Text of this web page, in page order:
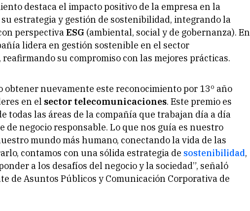
destaca el impacto positivo de la empresa en la
su estrategia y gestión de sostenibilidad, integrando la
perspectivaESG (ambiental, social y de gobernanza). En
lidera en gestión sostenible en el sector
su compromiso con las mejores prácticas.
obtener nuevamente este reconocimiento por 13º año
en el sector telecomunicaciones. Este premio es
todas las áreas de la compañía que trabajan día a día
de negocio responsable. Lo que nos guía es nuestro
mundo más humano, conectando la vida de las
contamos con una sólida estrategia de sostenibilidad,
a los desafíos del negocio y la sociedad”, señaló
de Asuntos Públicos y Comunicación Corporativa de